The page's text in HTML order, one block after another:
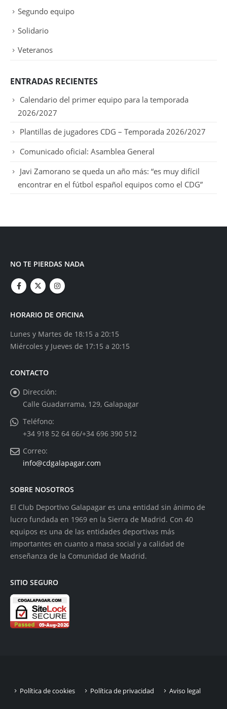
Segundo equipo
Solidario
Veteranos
ENTRADAS RECIENTES
Calendario del primer equipo para la temporada
2026/2027
Plantillas de jugadores CDG – Temporada 2026/2027
Comunicado oficial: Asamblea General
Javi Zamorano se queda un año más: “es muy difícil
encontrar en el fútbol español equipos como el CDG”
NO TE PIERDAS NADA
HORARIO DE OFICINA
Lunes y Martes de 18:15 a 20:15
Miércoles y Jueves de 17:15 a 20:15
CONTACTO
Dirección:
Calle Guadarrama, 129, Galapagar
Teléfono:
+34 918 52 64 66/+34 696 390 512
Correo:
info@cdgalapagar.com
SOBRE NOSOTROS
El Club Deportivo Galapagar es una entidad sin ánimo de
lucro fundada en 1969 en la Sierra de Madrid. Con 40
equipos es una de las entidades deportivas más
importantes en cuanto a masa social y a calidad de
enseñanza de la Comunidad de Madrid.
SITIO SEGURO
Política de cookies Política de privacidad Aviso legal